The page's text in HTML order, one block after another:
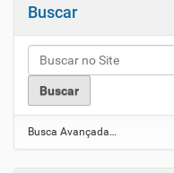
Buscar
Busca Avançada…